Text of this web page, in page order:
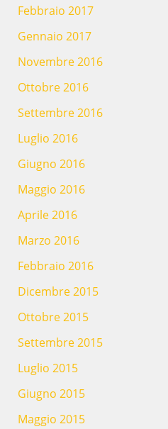
Febbraio 2017
Gennaio 2017
Novembre 2016
Ottobre 2016
Settembre 2016
Luglio 2016
Giugno 2016
Maggio 2016
Aprile 2016
Marzo 2016
Febbraio 2016
Dicembre 2015
Ottobre 2015
Settembre 2015
Luglio 2015
Giugno 2015
Maggio 2015